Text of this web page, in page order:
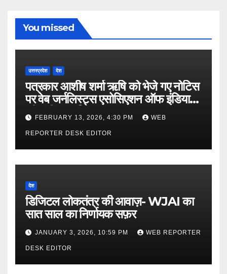
You missed
उत्तरप्रदेश देश
पत्रकार आशीष शर्मा ऋषि को भेजे गए नोटिस
पर वेब जर्नलिस्ट्स एसोसिएशन ऑफ इंडिया
की गंभीर आपत्ति
FEBRUARY 13, 2026, 4:30 PM WEB
REPORTER DESK EDITOR
देश
डिजिटल लोकतंत्र की आवाज़- WJAI का
सात साल का निर्णायक सफ़र
JANUARY 3, 2026, 10:59 PM WEB REPORTER
DESK EDITOR